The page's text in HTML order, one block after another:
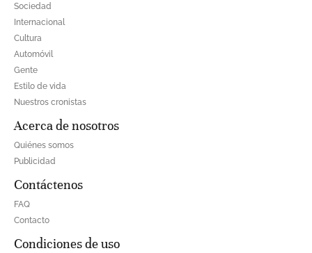
Sociedad
Internacional
Cultura
Automóvil
Gente
Estilo de vida
Nuestros cronistas
Acerca de nosotros
Quiénes somos
Publicidad
Contáctenos
FAQ
Contacto
Condiciones de uso